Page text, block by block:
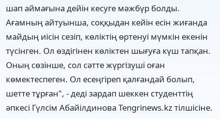
шап аймағына дейін кесуге мәжбүр болды.
Ағамның айтуынша, соққыдан кейін есін жиғанда
майдың иісін сезіп, көліктің өртенуі мүмкін екенін
түсінген. Ол өздігінен көліктен шығуға күш тапқан.
Оның сөзінше, сол сәтте жүргізуші оған
көмектеспеген. Ол есеңгіреп қалғандай болып,
шетте тұрған", - деді зардап шеккен студенттің
әпкесі Гүлсім Абайілдинова Tengrinews.kz тілшісіне.